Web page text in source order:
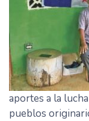
aportes a la
pueblos